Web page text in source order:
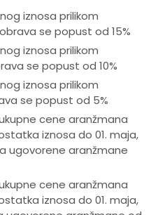
iznosa prilikom
se popust od 15%
iznosa prilikom
se popust od 10%
iznosa prilikom
se popust od 5%
cene aranžmana
iznosa do 01. maja,
ugovorene aranžmane
cene aranžmana
iznosa do 01. maja,